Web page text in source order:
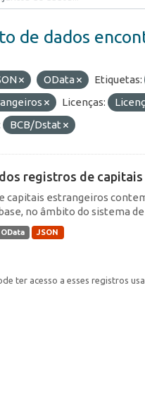
de dados
OData Etiquetas:
Licenças:
BCB/Dstat
registros de
capitais estrangeiros
no âmbito do sistema
OData JSON
ter acesso a esses registros